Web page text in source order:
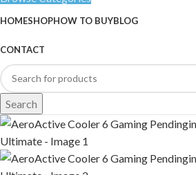
HOMESHOPHOW TO BUYBLOG
CONTACT
Search